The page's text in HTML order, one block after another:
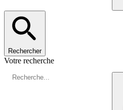
Rechercher
Votre recherche